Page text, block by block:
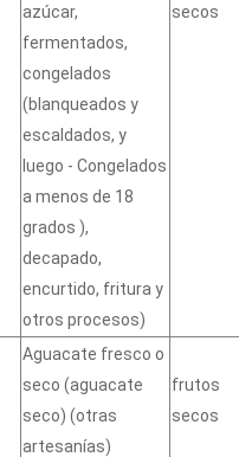
azúcar,
fermentados,
congelados
(blanqueados y
escaldados, y
luego - Congelados
a menos de 18
grados ),
decapado,
encurtido, fritura y
otros procesos)
secos
Aguacate fresco o
seco (aguacate
seco) (otras
artesanías)
frutos
secos